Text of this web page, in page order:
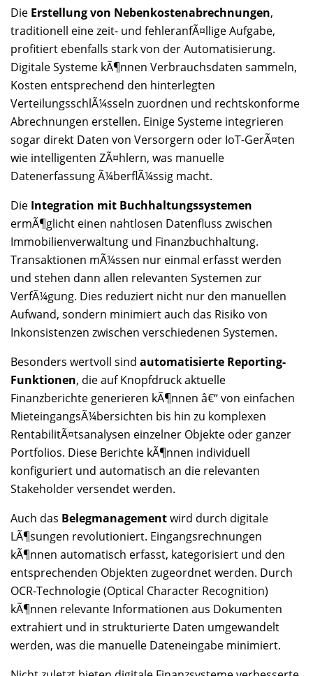
Die Erstellung von Nebenkostenabrechnungen,
traditionell eine zeit- und fehleranfÃ¤llige Aufgabe,
profitiert ebenfalls stark von der Automatisierung.
Digitale Systeme kÃ¶nnen Verbrauchsdaten sammeln,
Kosten entsprechend den hinterlegten
VerteilungsschlÃ¼sseln zuordnen und rechtskonforme
Abrechnungen erstellen. Einige Systeme integrieren
sogar direkt Daten von Versorgern oder IoT-GerÃ¤ten
wie intelligenten ZÃ¤hlern, was manuelle
Datenerfassung Ã¼berflÃ¼ssig macht.
Die Integration mit Buchhaltungssystemen
ermÃ¶glicht einen nahtlosen Datenfluss zwischen
Immobilienverwaltung und Finanzbuchhaltung.
Transaktionen mÃ¼ssen nur einmal erfasst werden
und stehen dann allen relevanten Systemen zur
VerfÃ¼gung. Dies reduziert nicht nur den manuellen
Aufwand, sondern minimiert auch das Risiko von
Inkonsistenzen zwischen verschiedenen Systemen.
Besonders wertvoll sind automatisierte Reporting-
Funktionen, die auf Knopfdruck aktuelle
Finanzberichte generieren kÃ¶nnen â€“ von einfachen
MieteingangsÃ¼bersichten bis hin zu komplexen
RentabilitÃ¤tsanalysen einzelner Objekte oder ganzer
Portfolios. Diese Berichte kÃ¶nnen individuell
konfiguriert und automatisch an die relevanten
Stakeholder versendet werden.
Auch das Belegmanagementwird durch digitale
LÃ¶sungen revolutioniert. Eingangsrechnungen
kÃ¶nnen automatisch erfasst, kategorisiert und den
entsprechenden Objekten zugeordnet werden. Durch
OCR-Technologie (Optical Character Recognition)
kÃ¶nnen relevante Informationen aus Dokumenten
extrahiert und in strukturierte Daten umgewandelt
werden, was die manuelle Dateneingabe minimiert.